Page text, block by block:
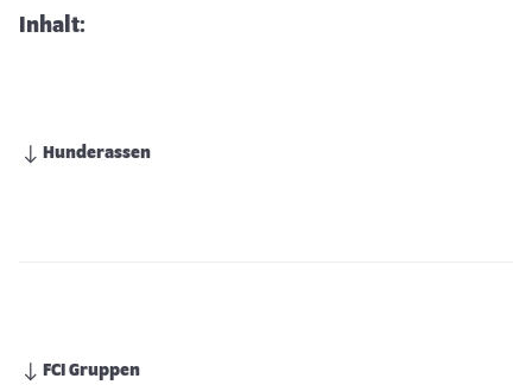
Inhalt:
Hunderassen
FCI Gruppen